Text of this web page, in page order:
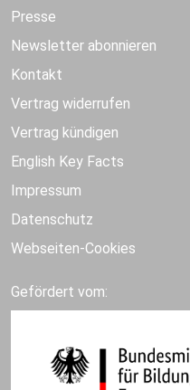
Presse
Newsletter abonnieren
Kontakt
Vertrag widerrufen
Vertrag kündigen
English Key Facts
Impressum
Datenschutz
Webseiten-Cookies
Gefördert vom: